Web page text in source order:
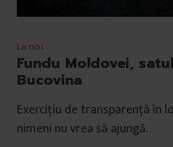
La noi
Fundu Moldovei,
Bucovina
Exercițiu de transparență în
nimeni nu vrea să ajungă.